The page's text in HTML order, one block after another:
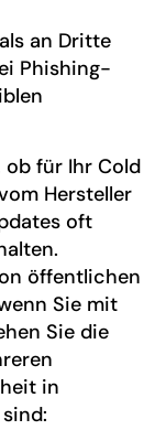
an Dritte
Phishing-
ob für Ihr Cold
Hersteller
oft
öffentlichen
Sie mit
Sie die
in